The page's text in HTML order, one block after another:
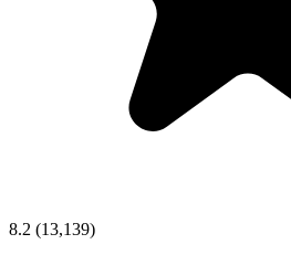
8.2 (13,139)